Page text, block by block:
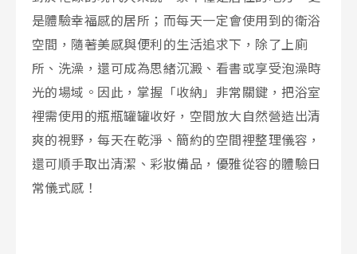
販賣中商品 已下架商品
搜尋產品
是體驗幸福感的居所；而每天一定會使用到的衛浴
空間，隨著美感與便利的生活追求下，除了上廁
所、洗澡，還可成為思緒沉澱、看書或享受泡澡時
光的場域。因此，掌握「收納」非常關鍵，把浴室
裡需使用的瓶瓶罐罐收好，空間放大自然營造出清
爽的視野，每天在乾淨、簡約的空間裡整理儀容，
還可順手取出清潔、彩妝備品，優雅從容的體驗日
常儀式感！